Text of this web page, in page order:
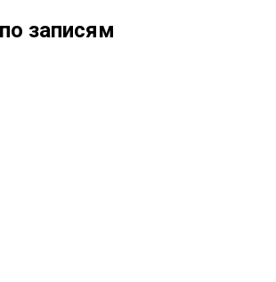
записям